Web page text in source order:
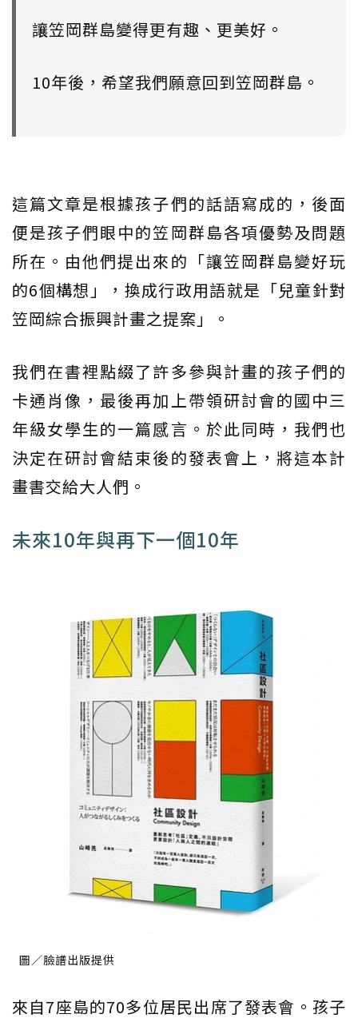
讓笠岡群島變得更有趣、更美好。
10年後，希望我們願意回到笠岡群島。
這篇文章是根據孩子們的話語寫成的，後面
便是孩子們眼中的笠岡群島各項優勢及問題
所在。由他們提出來的「讓笠岡群島變好玩
的6個構想」，換成行政用語就是「兒童針對
笠岡綜合振興計畫之提案」。
我們在書裡點綴了許多參與計畫的孩子們的
卡通肖像，最後再加上帶領研討會的國中三
年級女學生的一篇感言。於此同時，我們也
決定在研討會結束後的發表會上，將這本計
畫書交給大人們。
未來10年與再下一個10年
圖／臉譜出版提供
來自7座島的70多位居民出席了發表會。孩子